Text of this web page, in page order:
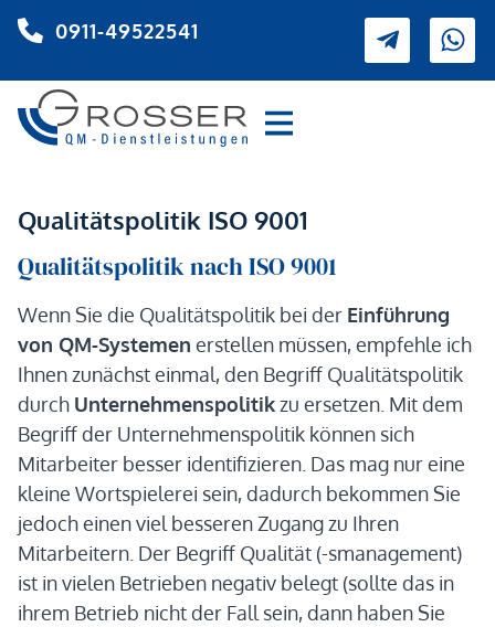
0911-49522541
Qualitätspolitik ISO 9001
Qualitätspolitik nach ISO 9001
Wenn Sie die Qualitätspolitik bei der Einführung
von QM-Systemen erstellen müssen, empfehle ich
Ihnen zunächst einmal, den Begriff Qualitätspolitik
durch Unternehmenspolitikzu ersetzen. Mit dem
Begriff der Unternehmenspolitik können sich
Mitarbeiter besser identifizieren. Das mag nur eine
kleine Wortspielerei sein, dadurch bekommen Sie
jedoch einen viel besseren Zugang zu Ihren
Mitarbeitern. Der Begriff Qualität (-smanagement)
ist in vielen Betrieben negativ belegt (sollte das in
ihrem Betrieb nicht der Fall sein, dann haben Sie